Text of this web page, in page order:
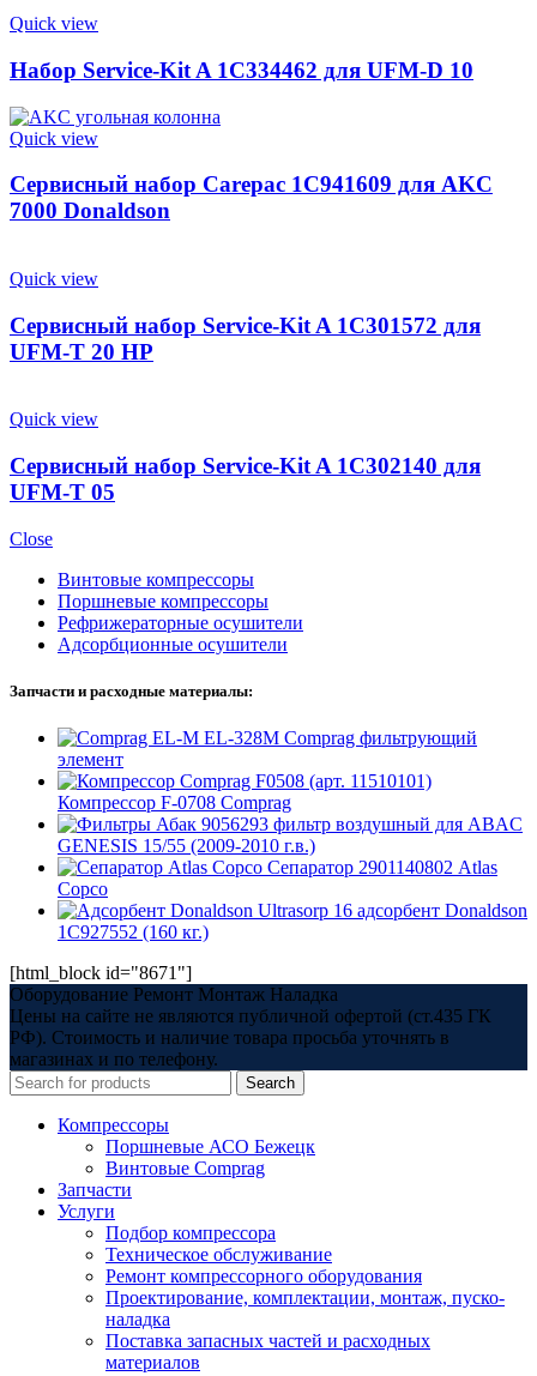
Quick view
Набор Service-Kit A 1C334462 для UFM-D 10
Quick view
Сервисный набор Carepac 1C941609 для AKC
7000 Donaldson
Quick view
Сервисный набор Service-Kit A 1C301572 для
UFM-T 20 HP
Quick view
Сервисный набор Service-Kit A 1C302140 для
UFM-T 05
Close
Винтовые компрессоры
Поршневые компрессоры
Рефрижераторные осушители
Адсорбционные осушители
Запчасти и расходные материалы:
EL-328M Comprag фильтрующий
элемент
Компрессор F-0708 Comprag
9056293 фильтр воздушный для ABAC
GENESIS 15/55 (2009-2010 г.в.)
Сепаратор 2901140802 Atlas
Copco
Ultrasorp 16 адсорбент Donaldson
1C927552 (160 кг.)
[html_block id="8671"]
Оборудование Ремонт Монтаж Наладка
Цены на сайте не являются публичной офертой (ст.435 ГК
РФ). Стоимость и наличие товара просьба уточнять в
магазинах и по телефону.
Search
Компрессоры
Поршневые АСО Бежецк
Винтовые Comprag
Запчасти
Услуги
Подбор компрессора
Техническое обслуживание
Ремонт компрессорного оборудования
Проектирование, комплектации, монтаж, пуско-
наладка
Поставка запасных частей и расходных
материалов